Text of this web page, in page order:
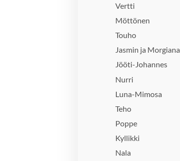
Vertti
Möttönen
Touho
Jasmin ja Morgiana
Jööti-Johannes
Nurri
Luna-Mimosa
Teho
Poppe
Kyllikki
Nala